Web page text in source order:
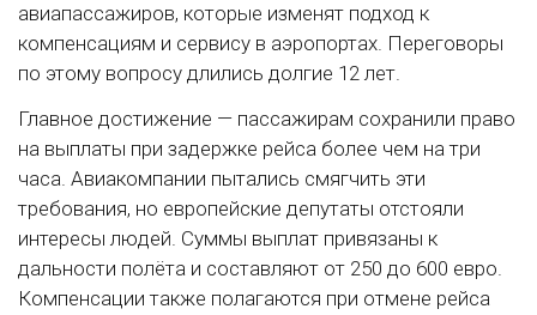
авиапассажиров, которые изменят подход к
компенсациям и сервису в аэропортах. Переговоры
по этому вопросу длились долгие 12 лет.
Главное достижение — пассажирам сохранили право
на выплаты при задержке рейса более чем на три
часа. Авиакомпании пытались смягчить эти
требования, но европейские депутаты отстояли
интересы людей. Суммы выплат привязаны к
дальности полёта и составляют от 250 до 600 евро.
Компенсации также полагаются при отмене рейса